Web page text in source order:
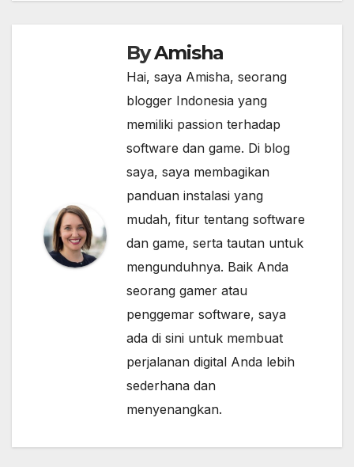
ByAmisha
Hai, saya Amisha, seorang
blogger Indonesia yang
memiliki passion terhadap
software dan game. Di blog
saya, saya membagikan
panduan instalasi yang
mudah, fitur tentang software
dan game, serta tautan untuk
mengunduhnya. Baik Anda
seorang gamer atau
penggemar software, saya
ada di sini untuk membuat
perjalanan digital Anda lebih
sederhana dan
menyenangkan.